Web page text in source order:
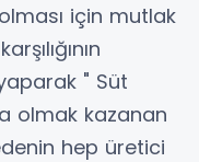
için mutlak
" Süt
olmak kazanan
hep üretici